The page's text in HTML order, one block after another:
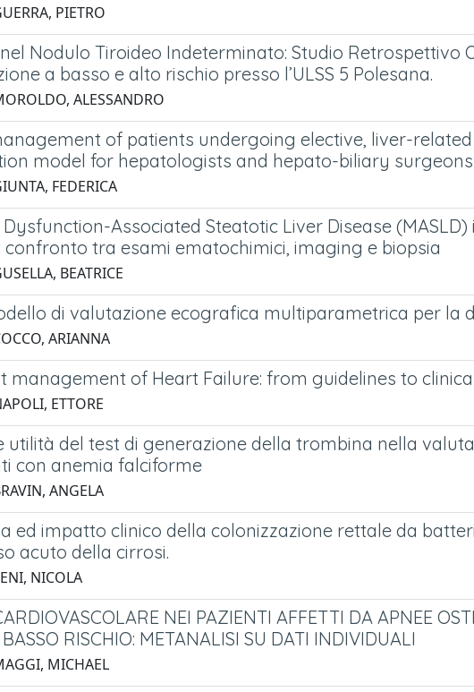
PIETRO
Nodulo Tiroideo Indeterminato: Studio Retrospettivo
a basso e alto rischio presso l’ULSS 5 Polesana.
ALESSANDRO
of patients undergoing elective, liver-
model for hepatologists and hepato-biliary surgeons
FEDERICA
Associated Steatotic Liver Disease
confronto tra esami ematochimici, imaging e biopsia
BEATRICE
di valutazione ecografica multiparametrica per la
ARIANNA
management of Heart Failure: from guidelines to
ETTORE
utilità del test di generazione della trombina nella
con anemia falciforme
ANGELA
ed impatto clinico della colonizzazione rettale da
acuto della cirrosi.
NICOLA
NEI PAZIENTI AFFETTI DA APNEE
RISCHIO: METANALISI SU DATI INDIVIDUALI
MICHAEL